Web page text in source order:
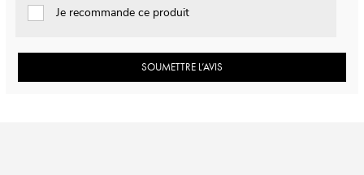
Je recommande ce produit
SOUMETTRE L’AVIS